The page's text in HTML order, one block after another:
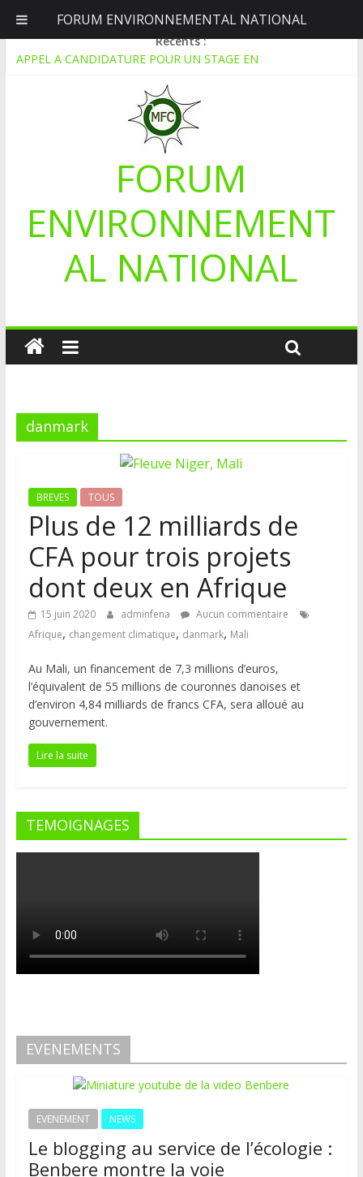
dimanche, août 9, 2026
Récents :
APPEL A CANDIDATURE POUR UN STAGE EN
Le blogging au service de l’écologie : Benbere montre la voie
Inondations : le Mali déclare l’état de catastrophe nationale
Mali-Folkecenter Nyetaa initie 20 jeunes à la protection de
À Garalo, l’Association des personnes handicapées lutte contre
le déboisement grâce au tissage métallique
FORUM
ENVIRONNEMENT
AL NATIONAL
danmark
BREVES TOUS
Plus de 12 milliards de
CFA pour trois projets
dont deux en Afrique
15 juin 2020 adminfena
Aucun commentaire
Afrique, changement climatique, danmark, Mali
Au Mali, un financement de 7,3 millions d’euros,
l’équivalent de 55 millions de couronnes danoises et
d’environ 4,84 milliards de francs CFA, sera alloué au
gouvernement.
Lire la suite
TEMOIGNAGES
EVENEMENTS
EVENEMENT NEWS
Le blogging au service de l’écologie :
Benbere montre la voie
FORUM ENVIRONNEMENTAL NATIONAL